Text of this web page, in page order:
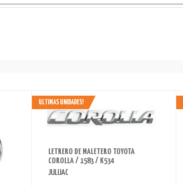
ULTIMAS UNIDADES!
LETRERO DE MALETERO TOYOTA
COROLLA / 1583 / K534
JULIJAC